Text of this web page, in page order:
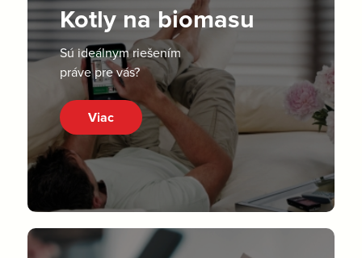
Kotly na biomasu
Sú ideálnym riešením
práve pre vás?
Viac